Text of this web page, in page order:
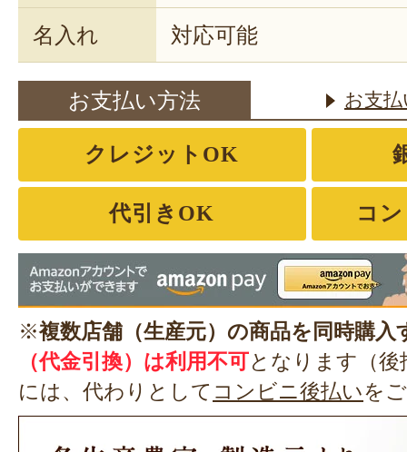
名入れ 対応可能
お支払い方法 お支
クレジットOK
代引きOK コ
※複数店舗（生産元）の商品を同時購入
（代金引換）は利用不可 となります（
には、代わりとして コンビニ後払いを